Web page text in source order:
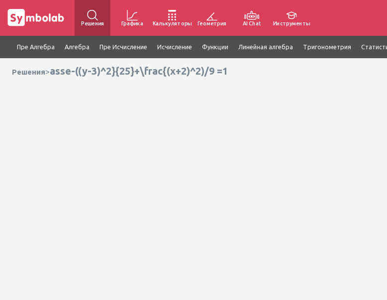
Решения Графика Калькуляторы Геометрия AI Chat Инструменты
Пре Алгебра Алгебра Пре Исчисление Исчисление Функции Линейная алгебра Тригонометрия
Решения>asse-((y-3)^2}{25}+\frac{(x+2)^2)/9 =1